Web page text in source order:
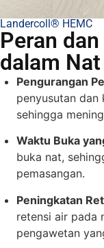
Landercoll® HEMC
Peran
dalam
Pengurangan
penyusutan dan
sehingga
Waktu Buka
buka nat,
pemasangan.
Peningkatan
retensi air pada
pengawetan